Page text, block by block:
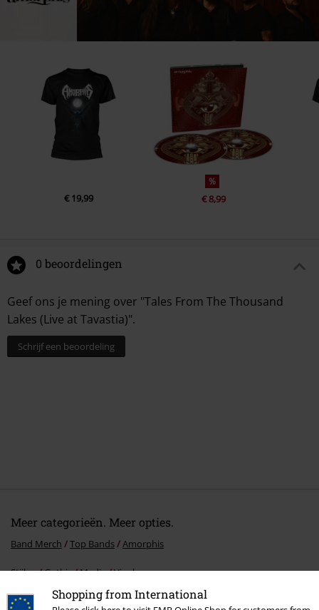
Shopping from International
€ 19,99
%
€ 8,99
0 beoordelingen
Geef ons je mening over "Tales From The Thousand
Lakes (Live at Tavastia)".
Schrijf een beoordeling
Meer categorieën. Meer opties.
Band Merch Top Bands Amorphis
Stijlen Gothic Media Vinyl
Band Merch Media Vinyl